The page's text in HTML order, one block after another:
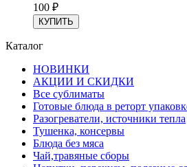
100 ₽
КУПИТЬ
Каталог
НОВИНКИ
АКЦИИ И СКИДКИ
Все сублиматы
Готовые блюда в реторт
Разогреватели, источники тепла
Тушенка, консервы
Блюда без мяса
Чай,травяные сборы